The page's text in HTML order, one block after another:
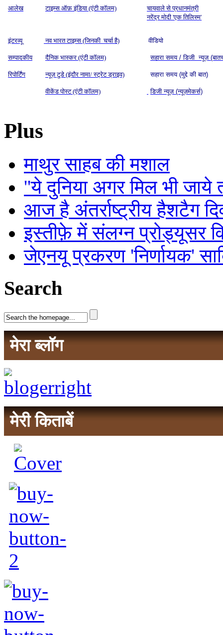
आलेख टाइम्स ऑफ़ इंडिया (एंटी कॉलम)
चायवाले से प्रधानमंत्री
नरेंद्र मोदी 'एक तिलिस्म'
इंटरव्यू नव भारत टाइम्स (जिनकी चर्चा है) वीडियो
सम्पादकीय दैनिक भास्कर (एंटी कॉलम) सहारा समय / डिजी न्यूज़
रिपोर्टिंग न्यूज़ टुडे (इंदौर नामा/ स्ट्रेट ड्राइव) सहारा समय (मुद्दे की बात)
वीकेंड पोस्ट (एंटी कॉलम) डिजी न्यूज़ (न्यूज़मेकर्स)
Plus
माथुर साहब की मशाल
''ये दुनिया अगर मिल भी जाये
आज है अंतर्राष्ट्रीय हैशटैग
इस्तीफ़े में संलग्न प्रोड्यूसर
जेएनयू प्रकरण 'निर्णायक'
Search
मेरा ब्लॉग
मेरी किताबें